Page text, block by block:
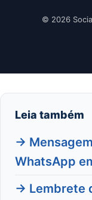
© 2026
Leia também
→
WhatsApp
→ Lembrete